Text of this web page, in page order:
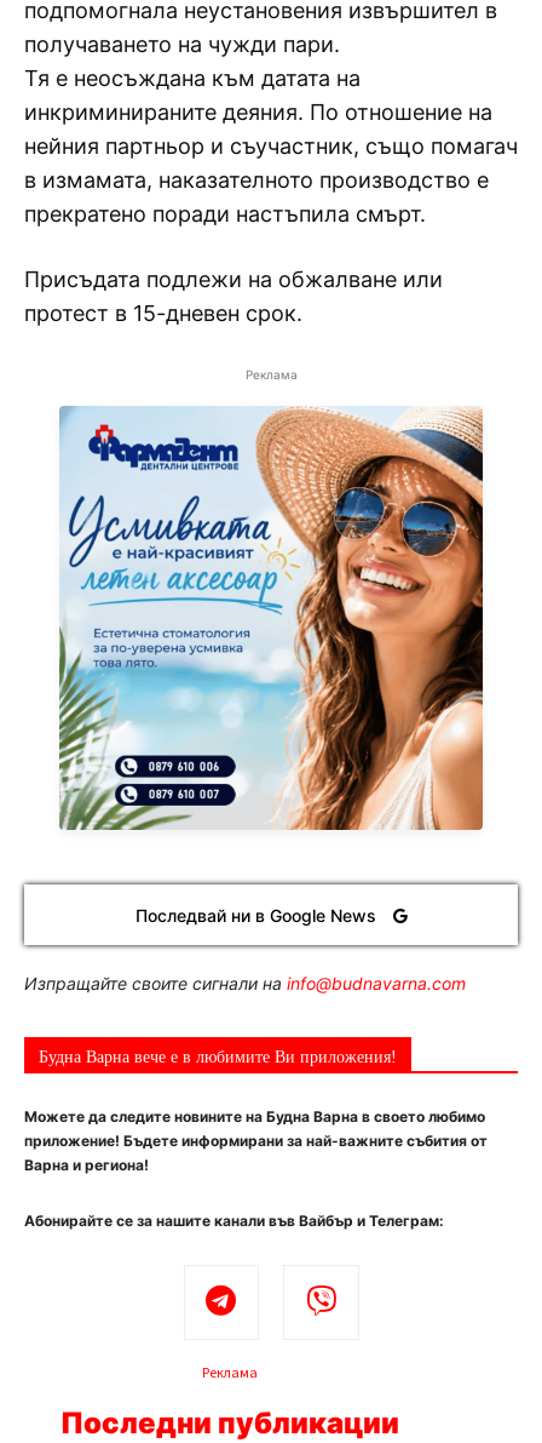
подпомогнала неустановения извършител в
получаването на чужди пари.
Тя е неосъждана към датата на
инкриминираните деяния. По отношение на
нейния партньор и съучастник, също помагач
в измамата, наказателното производство е
прекратено поради настъпила смърт.
Присъдата подлежи на обжалване или
протест в 15-дневен срок.
Реклама
Последвай ни в Google News
Изпращайте своите сигнали на info@budnavarna.com
Будна Варна вече е в любимите Ви приложения!
Можете да следите новините на Будна Варна в своето любимо
приложение! Бъдете информирани за най-важните събития от
Варна и региона!
Абонирайте се за нашите канали във Вайбър и Телеграм:
Реклама
Последни публикации